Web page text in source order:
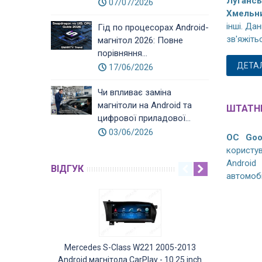
07/07/2026
Гід по процесорах Android-
магнітол 2026: Повне
порівняння...
17/06/2026
Чи впливає заміна
магнітоли на Android та
цифрової приладової...
03/06/2026
ВІДГУК
Mercedes S-Class W221 2005-2013
Android магнітола CarPlay - 10.25 inch
інші.
ОС
Android